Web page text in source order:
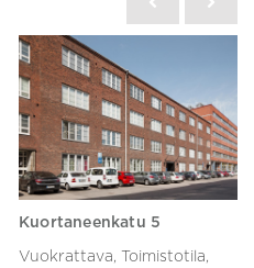
Kuortaneenkatu 5
Vuokrattava, Toimistotila,